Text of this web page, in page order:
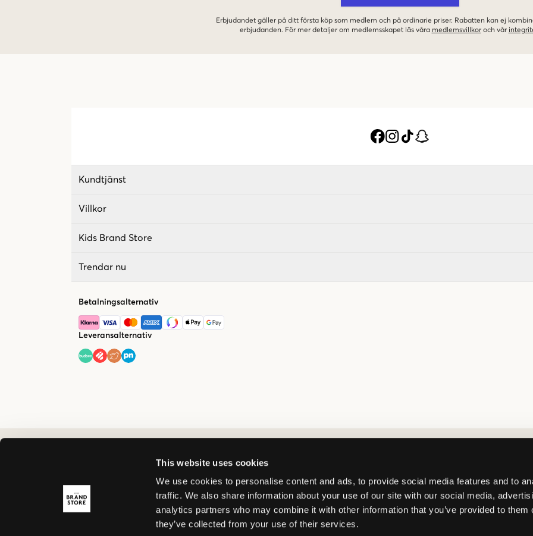
This website uses cookies
We use cookies to personalise content and ads, to provide social media features and to
traffic. We also share information about your use of our site with our social media,
analytics partners who may combine it with other information that you’ve provided to them
they’ve collected from your use of their services.
Erbjudandet gäller på ditt första köp som medlem och på ordinarie priser. Rabatten kan ej
erbjudanden. För mer detaljer om medlemsskapet läs våra medlemsvillkor och vår
Kundtjänst
Villkor
Kids Brand Store
Trendar nu
Betalningsalternativ
Leveransalternativ